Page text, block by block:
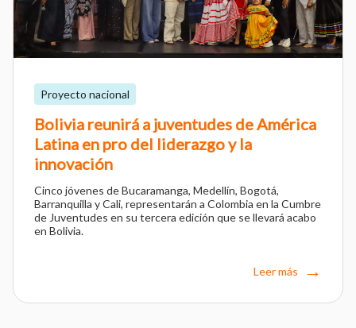
Proyecto nacional
Bolivia reunirá a juventudes de América
Latina en pro del liderazgo y la
innovación
Cinco jóvenes de Bucaramanga, Medellín, Bogotá,
Barranquilla y Cali, representarán a Colombia en la Cumbre
de Juventudes en su tercera edición que se llevará acabo
en Bolivia.
Leer más